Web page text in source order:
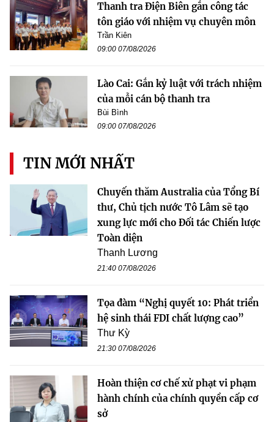
Thanh tra Điện Biên gắn công tác
tôn giáo với nhiệm vụ chuyên môn
Trần Kiên
09:00 07/08/2026
Lào Cai: Gắn kỷ luật với trách nhiệm
của mỗi cán bộ thanh tra
Bùi Bình
09:00 07/08/2026
TIN MỚI NHẤT
Chuyến thăm Australia của Tổng Bí
thư, Chủ tịch nước Tô Lâm sẽ tạo
xung lực mới cho Đối tác Chiến lược
Toàn diện
Thanh Lương
21:40 07/08/2026
Tọa đàm “Nghị quyết 10: Phát triển
hệ sinh thái FDI chất lượng cao”
Thư Kỳ
21:30 07/08/2026
Hoàn thiện cơ chế xử phạt vi phạm
hành chính của chính quyền cấp cơ
sở